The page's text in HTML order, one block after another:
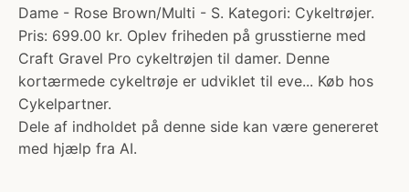
Dame - Rose Brown/Multi - S. Kategori: Cykeltrøjer.
Pris: 699.00 kr. Oplev friheden på grusstierne med
Craft Gravel Pro cykeltrøjen til damer. Denne
kortærmede cykeltrøje er udviklet til eve... Køb hos
Cykelpartner.
Dele af indholdet på denne side kan være genereret
med hjælp fra AI.